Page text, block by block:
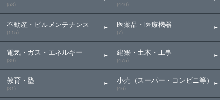
(53)
不動産・ビルメンテナンス
(115)
電気・ガス・エネルギー
(39)
教育・塾
(31)
(440)
医薬品・医療機器
(7)
建築・土木・工事
(475)
小売（スーパー・コンビニ等）
(46)